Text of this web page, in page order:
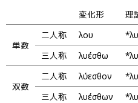
変化形 理
単数
二人称 λῦου
三人称
λυέσθω
双数
二人称 λύεσθον
三人称
λυέσθων